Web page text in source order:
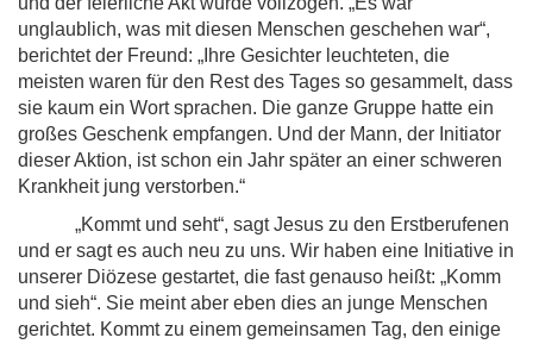
unglaublich, was mit diesen Menschen geschehen war“,
berichtet der Freund: „Ihre Gesichter leuchteten, die
meisten waren für den Rest des Tages so gesammelt, dass
sie kaum ein Wort sprachen. Die ganze Gruppe hatte ein
großes Geschenk empfangen. Und der Mann, der Initiator
dieser Aktion, ist schon ein Jahr später an einer schweren
Krankheit jung verstorben.“
„Kommt und seht“, sagt Jesus zu den Erstberufenen
und er sagt es auch neu zu uns. Wir haben eine Initiative in
unserer Diözese gestartet, die fast genauso heißt: „Komm
und sieh“. Sie meint aber eben dies an junge Menschen
gerichtet. Kommt zu einem gemeinsamen Tag, den einige